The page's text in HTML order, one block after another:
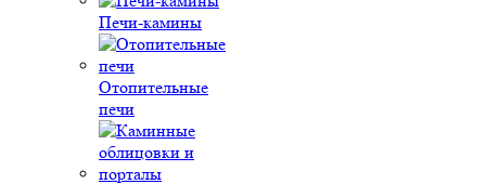
Печи-камины
Отопительные
печи